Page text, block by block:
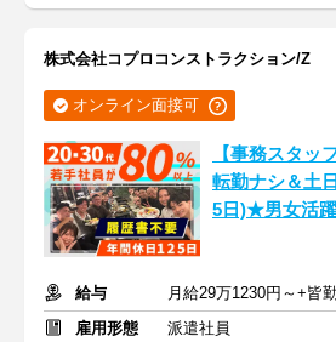
株式会社コプロコンストラクション/Z
オンライン面接可
【事務スタッ
転勤ナシ＆土
5日)★男女活
給与
月給29万1230円～+皆
雇用形態
派遣社員